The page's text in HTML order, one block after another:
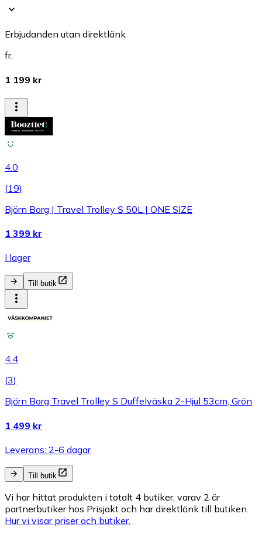
Erbjudanden utan direktlänk
fr.
1 199 kr
4.0
(19)
Björn Borg | Travel Trolley S 50L | ONE SIZE
1 399 kr
I lager
Till butik
4.4
(3)
Björn Borg Travel Trolley S Duffelväska 2-Hjul 53cm, Grön
1 499 kr
Leverans: 2-6 dagar
Till butik
Vi har hittat produkten i totalt 4 butiker, varav 2 är
partnerbutiker hos Prisjakt och har direktlänk till butiken.
Hur vi visar priser och butiker.